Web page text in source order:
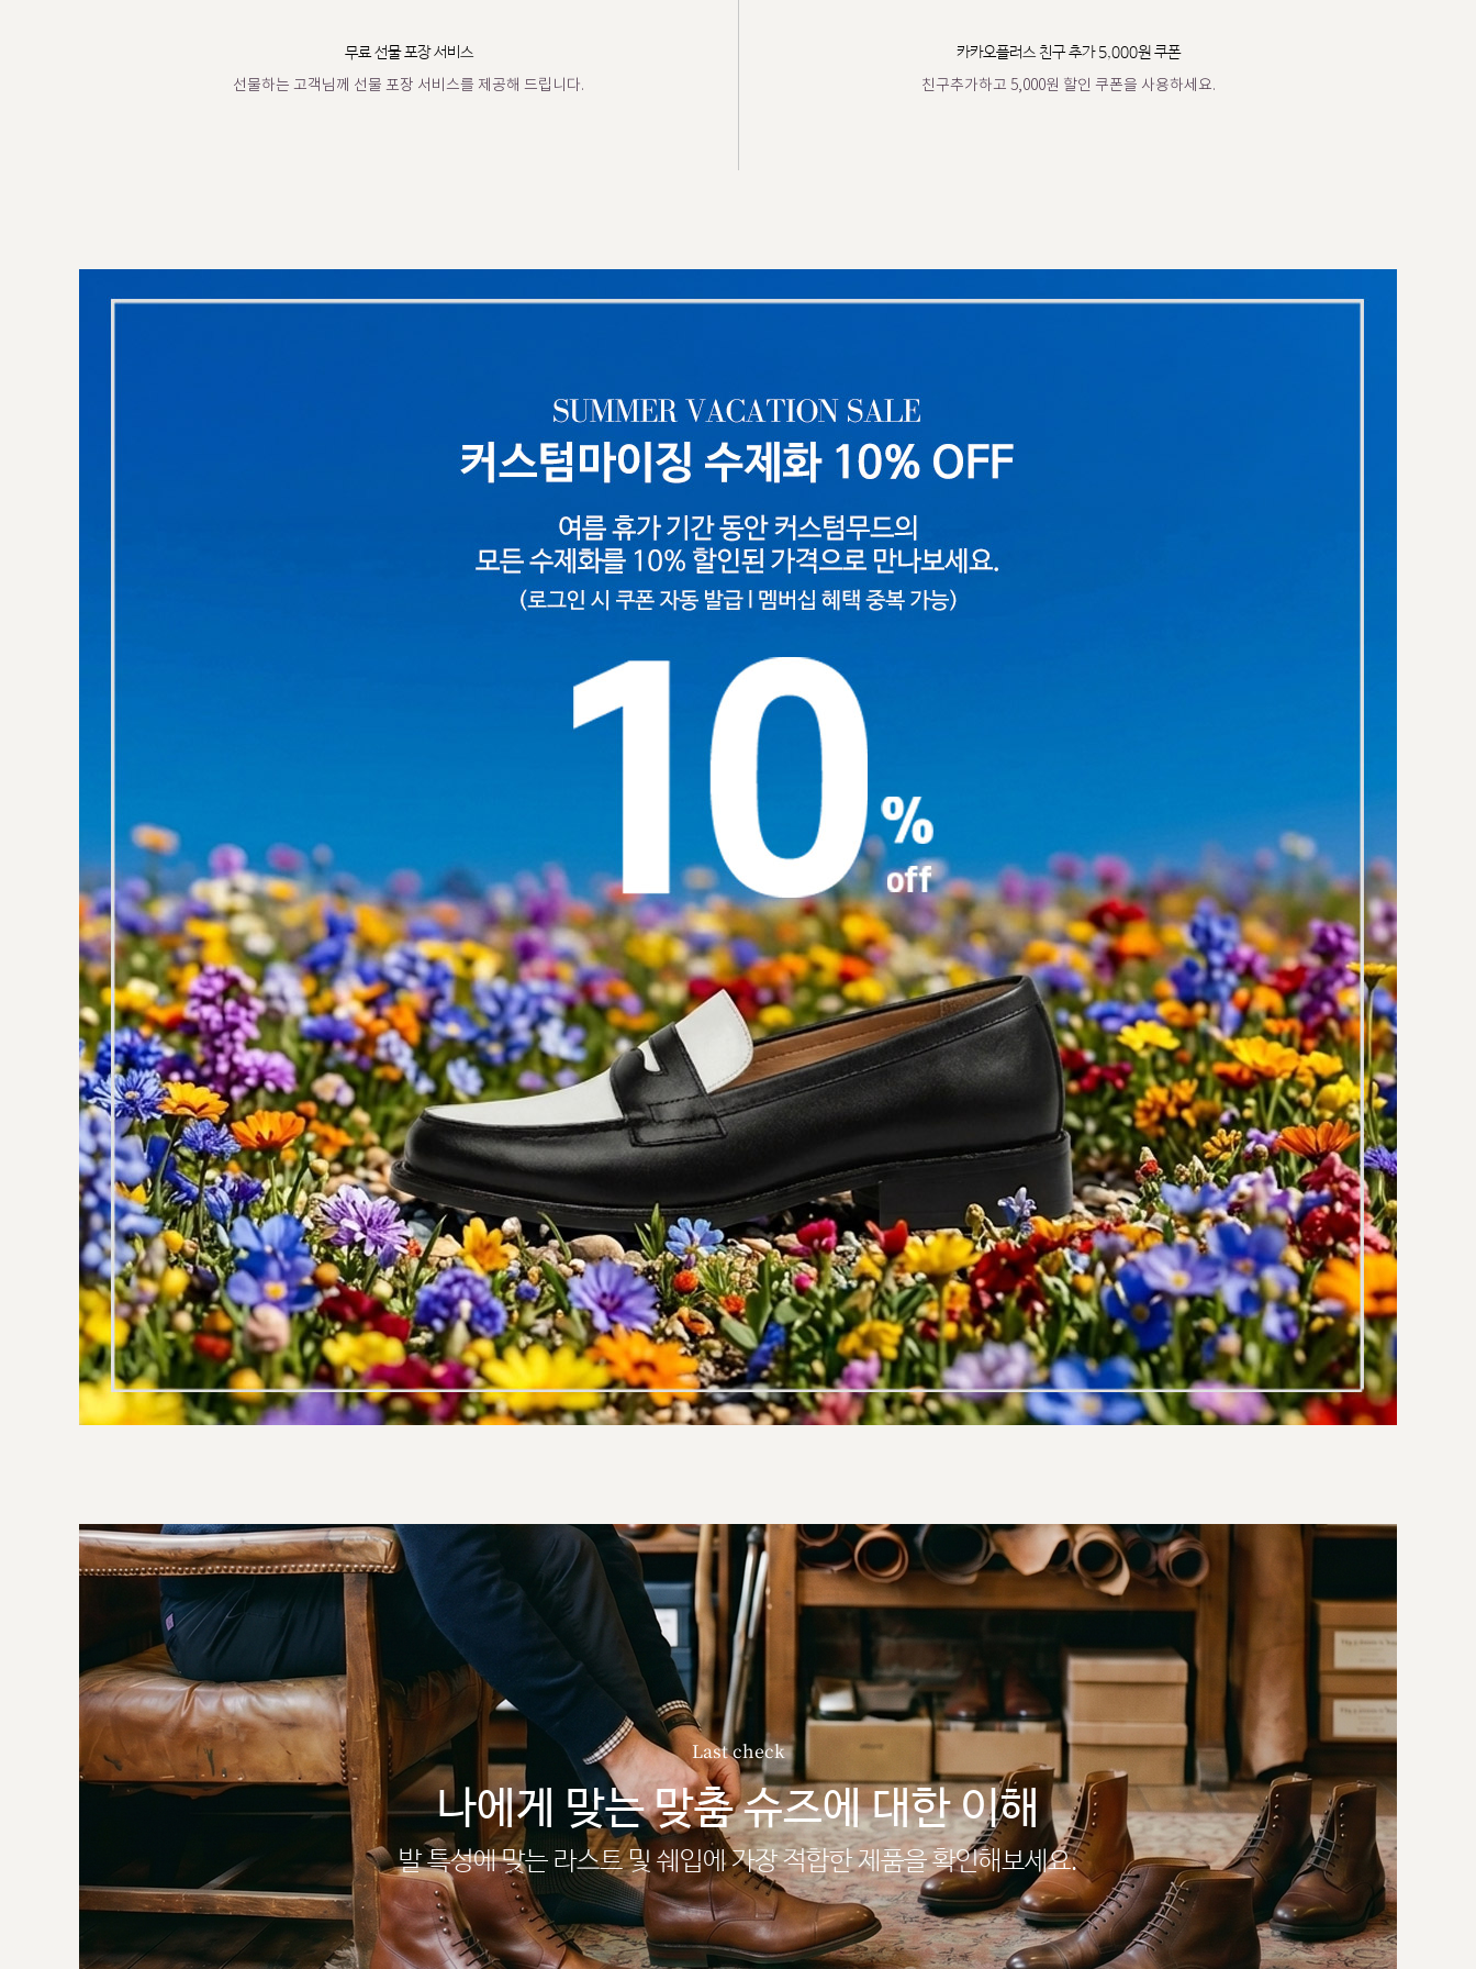
무료 선물 포장 서비스
선물하는 고객님께 선물 포장 서비스를 제공해 드립니다.
카카오플러스 친구 추가 5,000원 쿠폰
친구추가하고 5,000원 할인 쿠폰을 사용하세요.
Last check
나에게 맞는 맞춤 슈즈에 대한 이해
발 특성에 맞는 라스트 및 쉐입에 가장 적합한 제품을 확인해보세요.